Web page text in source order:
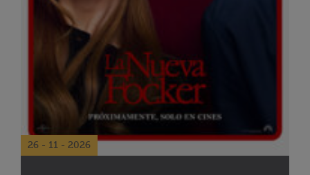
26 - 11 - 2026